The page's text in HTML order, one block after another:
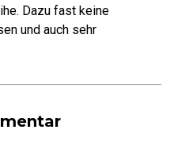
Dazu fast keine
und auch sehr